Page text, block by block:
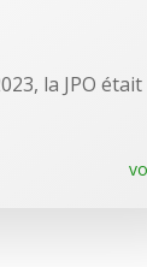
la JPO était